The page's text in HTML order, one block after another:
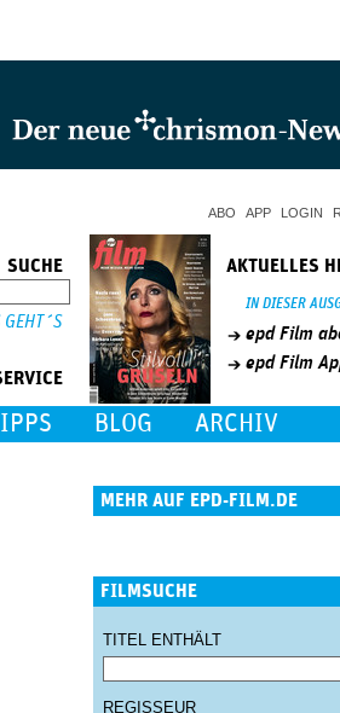
ABO APP LOGIN
SUCHE AKTUELLES
IN DIESER
epd Film
epd Film
BLOG ARCHIV
MEHR AUF EPD-FILM.DE
FILMSUCHE
TITEL ENTHÄLT
REGISSEUR